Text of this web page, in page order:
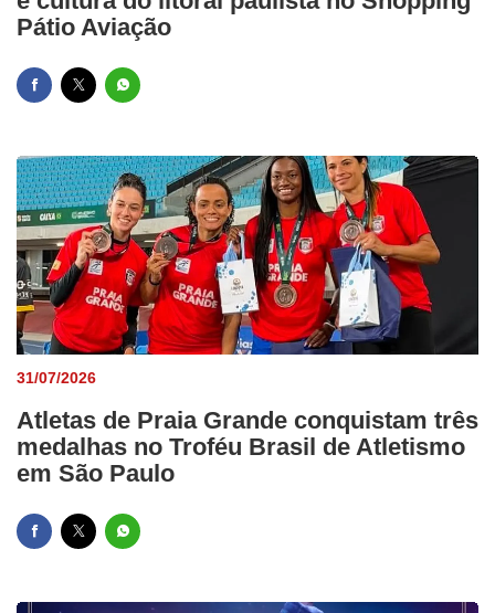
Pátio Aviação
31/07/2026
Atletas de Praia Grande conquistam três
medalhas no Troféu Brasil de Atletismo
em São Paulo